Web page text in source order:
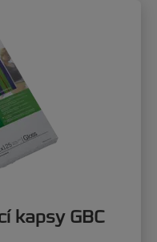
kapsy GBC